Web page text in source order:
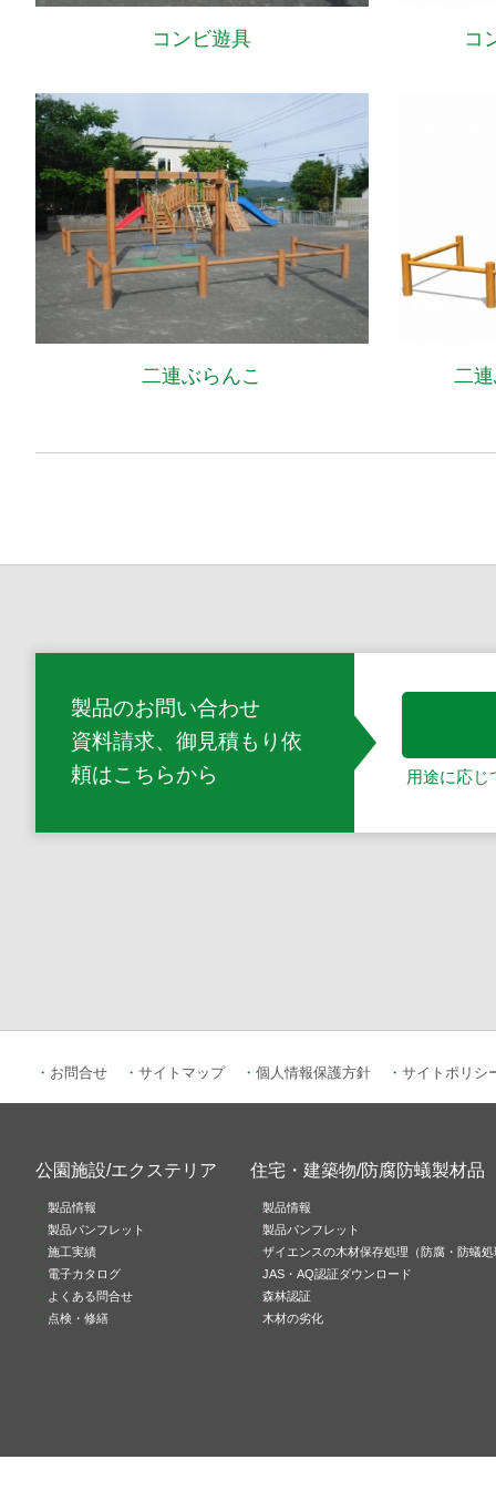
コンビ遊具 コ
二連ぶらんこ 二
製品のお問い合わせ
資料請求、御見積もり依
頼はこちらから 用途に応じ
お問合せ サイトマップ 個人情報保護方針 サイトポリシ
公園施設/エクステリア
製品情報
製品パンフレット
施工実績
電子カタログ
よくある問合せ
点検・修繕
住宅・建築物/防腐防蟻製材品
製品情報
製品パンフレット
ザイエンスの木材保存処理（防腐・防蟻処
JAS・AQ認証ダウンロード
森林認証
木材の劣化